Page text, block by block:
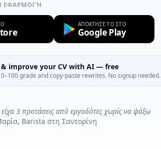
ΕΦΑΡΜΟΓΉ
ΑΠΌΚΤΗΣΈ ΤΟ ΣΤΟ
Google Play
& improve your CV with AI — free
grade and copy-paste rewrites. No signup needed.
είχα 3 προτάσεις από εργοδότες χωρίς να ψάξω
Barista στη Σαντορίνη